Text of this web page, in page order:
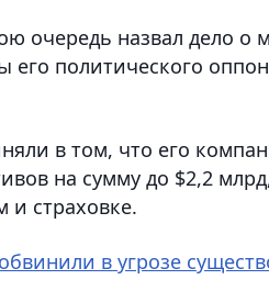
очередь назвал дело
его политического
в том, что его
на сумму до $2,2
и страховке.
в угрозе